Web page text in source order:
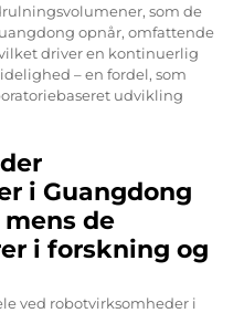
som de
opnår, omfattende
driver en kontinuerlig
– en fordel, som
udvikling
i Guangdong
de
i forskning og
ved robotvirksomheder i